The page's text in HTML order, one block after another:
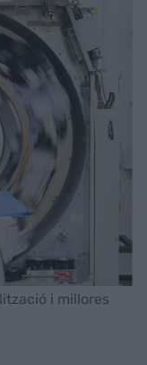
i millores